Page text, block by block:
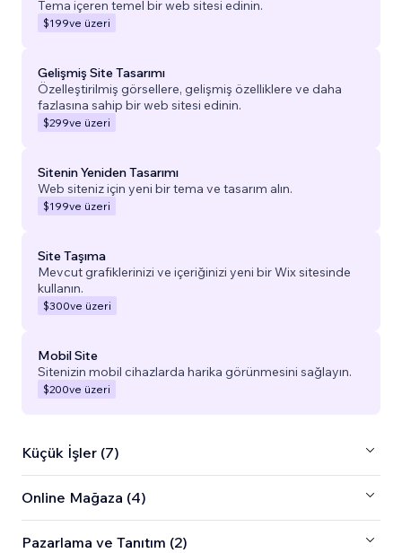
Tema içeren temel bir web sitesi edinin.
$199ve üzeri
Gelişmiş Site Tasarımı
Özelleştirilmiş görsellere, gelişmiş özelliklere ve daha
fazlasına sahip bir web sitesi edinin.
$299ve üzeri
Sitenin Yeniden Tasarımı
Web siteniz için yeni bir tema ve tasarım alın.
$199ve üzeri
Site Taşıma
Mevcut grafiklerinizi ve içeriğinizi yeni bir Wix sitesinde
kullanın.
$300ve üzeri
Mobil Site
Sitenizin mobil cihazlarda harika görünmesini sağlayın.
$200ve üzeri
Küçük İşler (7)
Online Mağaza (4)
Pazarlama ve Tanıtım (2)